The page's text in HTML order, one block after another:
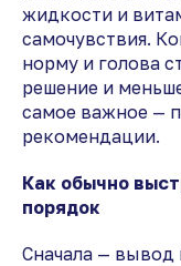
жидкости и
самочувствия.
норму и голова
решение и
самое важное —
рекомендации.
Как обычно
порядок
Сначала — вывод